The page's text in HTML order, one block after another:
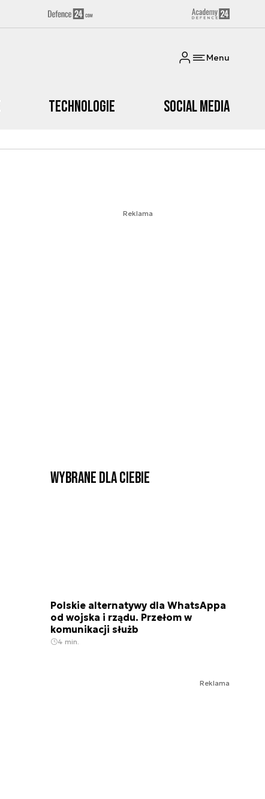
Menu
Technologie Social media
Reklama
Wybrane dla Ciebie
Polskie alternatywy dla WhatsAppa
od wojska i rządu. Przełom w
komunikacji służb
4 min.
Reklama